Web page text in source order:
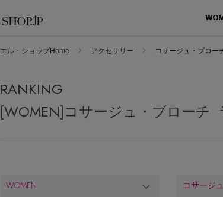
ログイン
エル・ショップHome アクセサリー コサージュ・ブロー
RANKING
[WOMEN]コサージュ・ブローチ
WOMEN コサージ